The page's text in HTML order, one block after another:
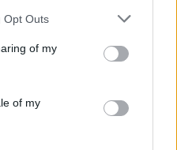
uses one or more Google
behaviour. You may click to
and its third-party tags to
purposes in below Google
Opt Outs
of my
of my